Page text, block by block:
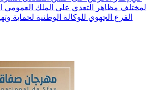
لمختلف مظاهر التعدي على الملك العمومي
الفرع الجهوي للوكالة الوطنية لحماية